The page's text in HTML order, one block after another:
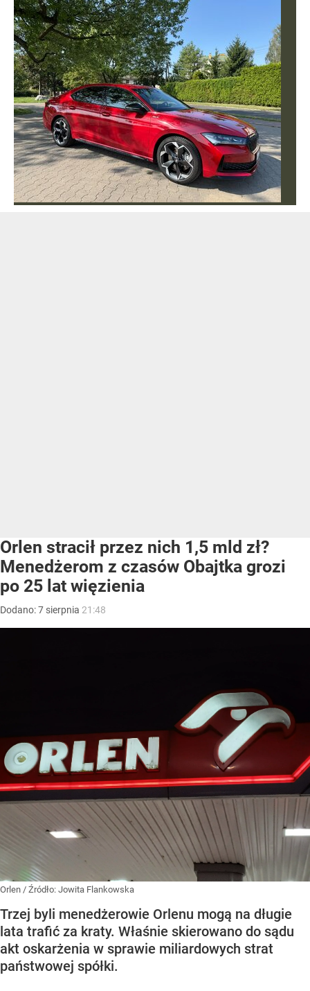
Orlen stracił przez nich 1,5 mld zł?
Menedżerom z czasów Obajtka grozi
po 25 lat więzienia
Dodano:7 sierpnia 21:48
Orlen / Źródło: Jowita Flankowska
Trzej byli menedżerowie Orlenu mogą na długie
lata trafić za kraty. Właśnie skierowano do sądu
akt oskarżenia w sprawie miliardowych strat
państwowej spółki.